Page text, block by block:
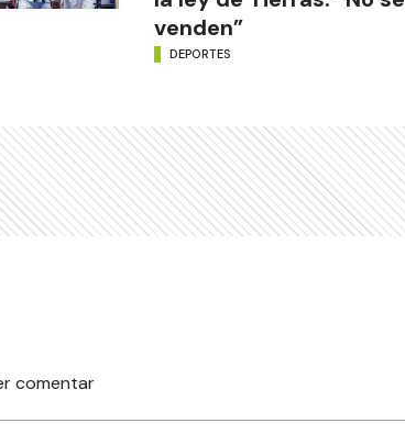
venden”
DEPORTES
comentar